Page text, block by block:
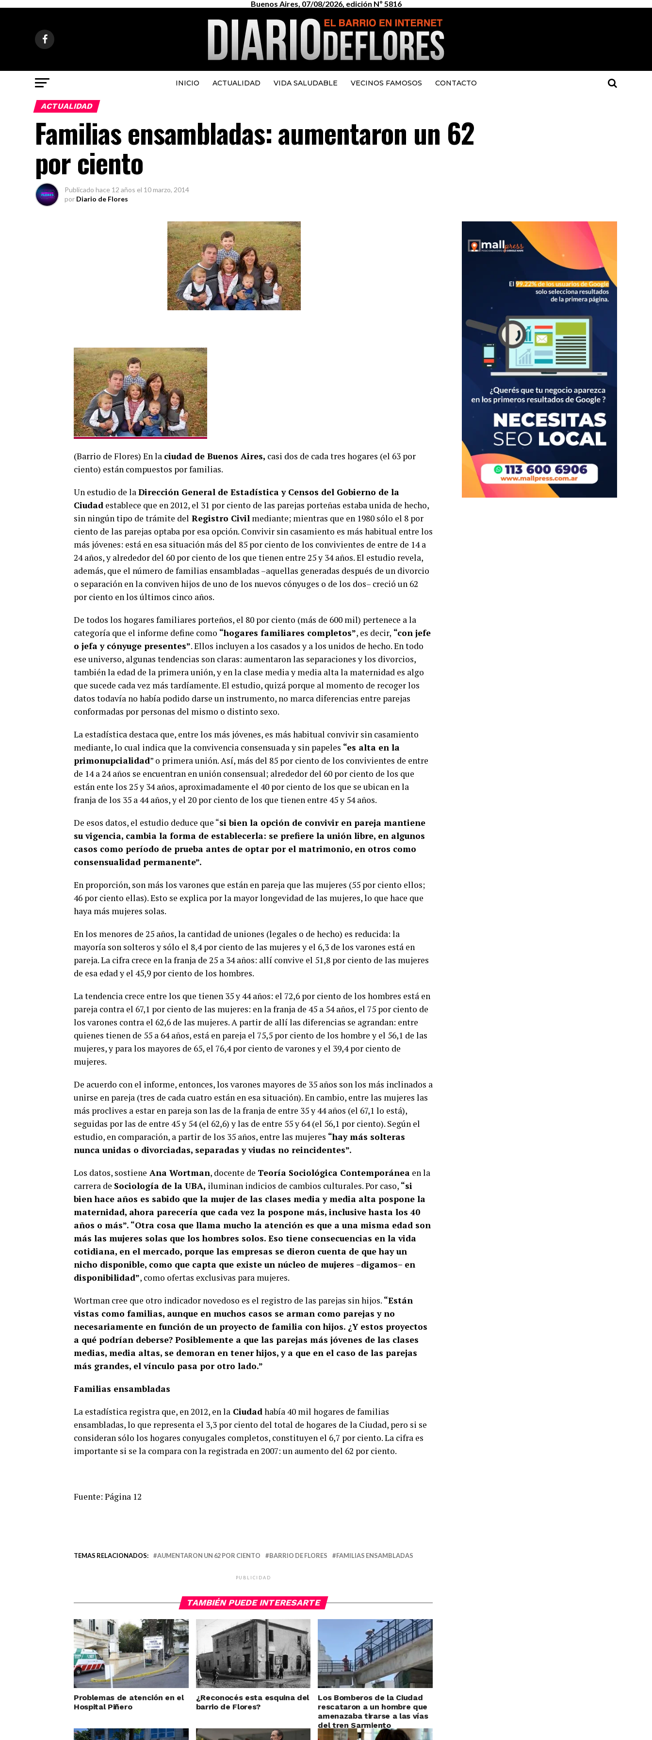
Buenos Aires, 07/08/2026, edición Nº 5816
INICIO ACTUALIDAD VIDA SALUDABLE VECINOS FAMOSOS CONTACTO
ACTUALIDAD
Familias ensambladas: aumentaron un 62
por ciento
Publicado hace 12 años el 10 marzo, 2014
por Diario de Flores
(Barrio de Flores) En la ciudad de Buenos Aires, casi dos de cada tres hogares (el 63 por
ciento) están compuestos por familias.
Un estudio de laDirección General de Estadística y Censos del Gobierno de la
Ciudad establece que en 2012, el 31 por ciento de las parejas porteñas estaba unida de hecho,
sin ningún tipo de trámite del Registro Civil mediante; mientras que en 1980 sólo el 8 por
ciento de las parejas optaba por esa opción. Convivir sin casamiento es más habitual entre los
más jóvenes: está en esa situación más del 85 por ciento de los convivientes de entre de 14 a
24 años, y alrededor del 60 por ciento de los que tienen entre 25 y 34 años. El estudio revela,
además, que el número de familias ensambladas –aquellas generadas después de un divorcio
o separación en la conviven hijos de uno de los nuevos cónyuges o de los dos– creció un 62
por ciento en los últimos cinco años.
De todos los hogares familiares porteños, el 80 por ciento (más de 600 mil) pertenece a la
categoría que el informe define como “hogares familiares completos”, es decir, “con jefe
o jefa y cónyuge presentes”. Ellos incluyen a los casados y a los unidos de hecho. En todo
ese universo, algunas tendencias son claras: aumentaron las separaciones y los divorcios,
también la edad de la primera unión, y en la clase media y media alta la maternidad es algo
que sucede cada vez más tardíamente. El estudio, quizá porque al momento de recoger los
datos todavía no había podido darse un instrumento, no marca diferencias entre parejas
conformadas por personas del mismo o distinto sexo.
La estadística destaca que, entre los más jóvenes, es más habitual convivir sin casamiento
mediante, lo cual indica que la convivencia consensuada y sin papeles “es alta en la
primonupcialidad” o primera unión. Así, más del 85 por ciento de los convivientes de entre
de 14 a 24 años se encuentran en unión consensual; alrededor del 60 por ciento de los que
están ente los 25 y 34 años, aproximadamente el 40 por ciento de los que se ubican en la
franja de los 35 a 44 años, y el 20 por ciento de los que tienen entre 45 y 54 años.
De esos datos, el estudio deduce que “si bien la opción de convivir en pareja mantiene
su vigencia, cambia la forma de establecerla: se prefiere la unión libre, en algunos
casos como período de prueba antes de optar por el matrimonio, en otros como
consensualidad permanente”.
En proporción, son más los varones que están en pareja que las mujeres (55 por ciento ellos;
46 por ciento ellas). Esto se explica por la mayor longevidad de las mujeres, lo que hace que
haya más mujeres solas.
En los menores de 25 años, la cantidad de uniones (legales o de hecho) es reducida: la
mayoría son solteros y sólo el 8,4 por ciento de las mujeres y el 6,3 de los varones está en
pareja. La cifra crece en la franja de 25 a 34 años: allí convive el 51,8 por ciento de las mujeres
de esa edad y el 45,9 por ciento de los hombres.
La tendencia crece entre los que tienen 35 y 44 años: el 72,6 por ciento de los hombres está en
pareja contra el 67,1 por ciento de las mujeres: en la franja de 45 a 54 años, el 75 por ciento de
los varones contra el 62,6 de las mujeres. A partir de allí las diferencias se agrandan: entre
quienes tienen de 55 a 64 años, está en pareja el 75,5 por ciento de los hombre y el 56,1 de las
mujeres, y para los mayores de 65, el 76,4 por ciento de varones y el 39,4 por ciento de
mujeres.
De acuerdo con el informe, entonces, los varones mayores de 35 años son los más inclinados a
unirse en pareja (tres de cada cuatro están en esa situación). En cambio, entre las mujeres las
más proclives a estar en pareja son las de la franja de entre 35 y 44 años (el 67,1 lo está),
seguidas por las de entre 45 y 54 (el 62,6) y las de entre 55 y 64 (el 56,1 por ciento). Según el
estudio, en comparación, a partir de los 35 años, entre las mujeres “hay más solteras
nunca unidas o divorciadas, separadas y viudas no reincidentes”.
Los datos, sostiene Ana Wortman, docente de Teoría Sociológica Contemporánea en la
carrera de Sociología de la UBA, iluminan indicios de cambios culturales. Por caso, “si
bien hace años es sabido que la mujer de las clases media y media alta pospone la
maternidad, ahora parecería que cada vez la pospone más, inclusive hasta los 40
años o más”. “Otra cosa que llama mucho la atención es que a una misma edad son
más las mujeres solas que los hombres solos. Eso tiene consecuencias en la vida
cotidiana, en el mercado, porque las empresas se dieron cuenta de que hay un
nicho disponible, como que capta que existe un núcleo de mujeres –digamos– en
disponibilidad”, como ofertas exclusivas para mujeres.
Wortman cree que otro indicador novedoso es el registro de las parejas sin hijos. “Están
vistas como familias, aunque en muchos casos se arman como parejas y no
necesariamente en función de un proyecto de familia con hijos. ¿Y estos proyectos
a qué podrían deberse? Posiblemente a que las parejas más jóvenes de las clases
medias, media altas, se demoran en tener hijos, y a que en el caso de las parejas
más grandes, el vínculo pasa por otro lado.”
Familias ensambladas
La estadística registra que, en 2012, en la Ciudadhabía 40 mil hogares de familias
ensambladas, lo que representa el 3,3 por ciento del total de hogares de la Ciudad, pero si se
consideran sólo los hogares conyugales completos, constituyen el 6,7 por ciento. La cifra es
importante si se la compara con la registrada en 2007: un aumento del 62 por ciento.
Fuente: Página 12
TEMAS RELACIONADOS: AUMENTARON UN 62 POR CIENTO BARRIO DE FLORES FAMILIAS ENSAMBLADAS
PUBLICIDAD
TAMBIÉN PUEDE INTERESARTE
Problemas de atención en el
Hospital Piñero
¿Reconocés esta esquina del
barrio de Flores?
Los Bomberos de la Ciudad
rescataron a un hombre que
amenazaba tirarse a las vías
del tren Sarmiento